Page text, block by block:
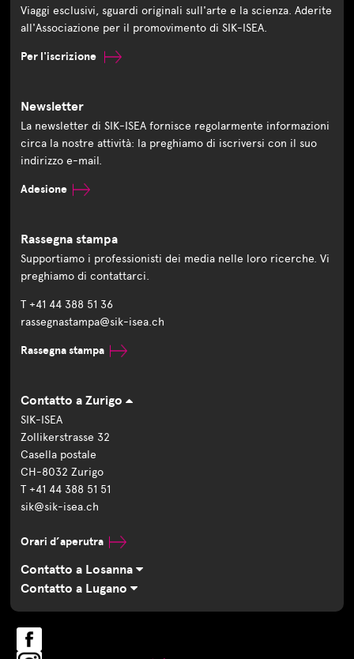
Viaggi esclusivi, sguardi originali sull'arte e la scienza. Aderite
all'Associazione per il promovimento di SIK-ISEA.
Per l'iscrizione
Newsletter
La newsletter di SIK-ISEA fornisce regolarmente informazioni
circa la nostre attività: la preghiamo di iscriversi con il suo
indirizzo e-mail.
Adesione
Rassegna stampa
Supportiamo i professionisti dei media nelle loro ricerche. Vi
preghiamo di contattarci.
T +41 44 388 51 36
rassegnastampa@sik-isea.ch
Rassegna stampa
Contatto a Zurigo
SIK-ISEA
Zollikerstrasse 32
Casella postale
CH-8032 Zurigo
T +41 44 388 51 51
sik@sik-isea.ch
Orari d’aperutra
Contatto a Losanna
Contatto a Lugano